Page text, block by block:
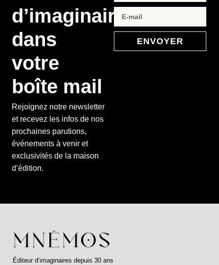
d’imaginaire
dans
votre
boîte mail
Rejoignez notre newsletter
et recevez les infos de nos
prochaines parutions,
événements à venir et
exclusivités de la maison
d’édition.
ENVOYER
Éditeur d’imaginaires depuis 30 ans